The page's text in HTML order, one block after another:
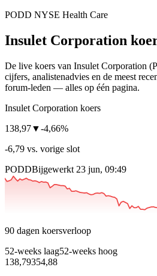
PODD NYSE Health Care
Insulet Corporation
De live koers van Insulet Corporation
cijfers, analisten­advies en de meest
forum-leden — alles op één pagina.
Insulet Corporation koers
138,97▼-4,66%
-6,79 vs. vorige slot
PODDBijgewerkt 23 jun, 09:49
90 dagen koersverloop
52-weeks laag52-weeks hoog
138,79354,88